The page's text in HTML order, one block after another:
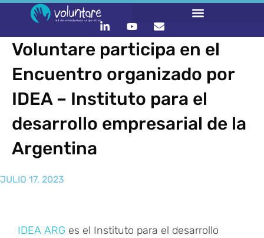
Voluntare participa en el
Encuentro organizado por
IDEA – Instituto para el
desarrollo empresarial de la
Argentina
JULIO 17, 2023
IDEA ARG es el Instituto para el desarrollo